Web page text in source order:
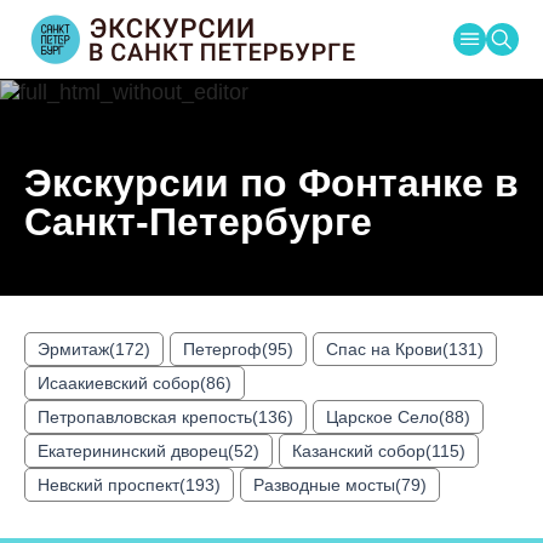
Основная
навигация
Главная
Помощь
Экскурсии по Фонтанке в
Санкт-Петербурге
Эрмитаж(172) Петергоф(95)
Спас на Крови(131)
Исаакиевский собор(86)
Петропавловская крепость(136)
Царское Село(88)
Екатерининский дворец(52)
Казанский собор(115)
Невский проспект(193)
Разводные мосты(79)
Пн Вт Ср Чт Пт Сб Вс
1
3 4 5 6 7 8